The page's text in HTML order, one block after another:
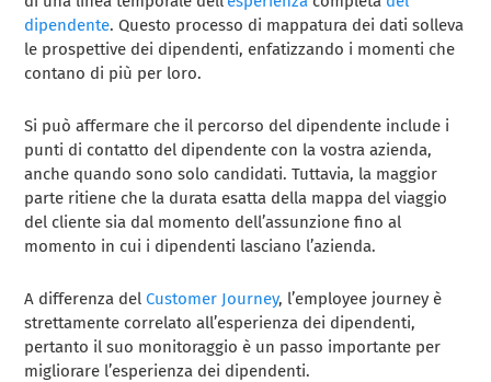
dipendente. Questo processo di mappatura dei dati solleva
le prospettive dei dipendenti, enfatizzando i momenti che
contano di più per loro.
Si può affermare che il percorso del dipendente include i
punti di contatto del dipendente con la vostra azienda,
anche quando sono solo candidati. Tuttavia, la maggior
parte ritiene che la durata esatta della mappa del viaggio
del cliente sia dal momento dell’assunzione fino al
momento in cui i dipendenti lasciano l’azienda.
A differenza delCustomer Journey, l’employee journey è
strettamente correlato all’esperienza dei dipendenti,
pertanto il suo monitoraggio è un passo importante per
migliorare l’esperienza dei dipendenti.